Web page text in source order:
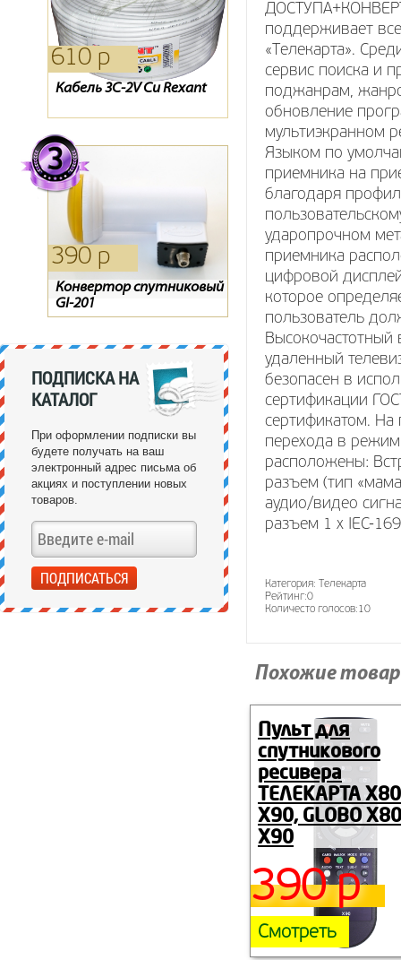
610 р
Кабель 3С-2V Cu Rexant
1210 р
Кабель RG-59U Rexant
1160 р
Конвертор спутниковый
390 р
Конвертор спутниковый
GI-201
3850 р
Обмен Радуги на
Телекарту
1980 р
Цифровой эфирный
ресивер SCAN T2-1840HD
ПОДПИСКА НА
КАТАЛОГ
При оформлении подписки вы
будете получать на ваш
электронный адрес письма об
акциях и поступлении новых
товаров.
поддерживает
«Телекарта».
сервис поиска и
поджанрам,
обновление
мультиэкранном
Языком по
приемника на
благодаря
ударопрочном
приемника
цифровой
которое
пользователь
удаленный
безопасен в
сертификации
сертификатом.
перехода в режим
расположены:
разъем (тип
аудио/видео
разъем 1 х IEC-
Категория:
Телекарта
Рейтинг:0
Количесто голосов:10
Похожие
Пульт для
спутникового
ресивера
ТЕЛЕКАРТА
X90, GLOBO
X90
Смотреть
390 р